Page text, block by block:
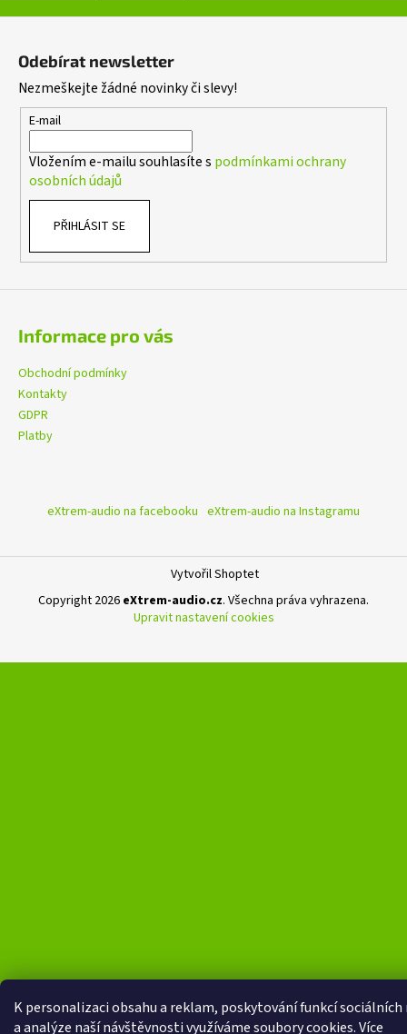
K personalizaci obsahu a reklam, poskytování funkcí sociálních
a analýze naší návštěvnosti využíváme soubory cookies. Více
Odebírat newsletter
Nezmeškejte žádné novinky či slevy!
E-mail
Vložením e-mailu souhlasíte s podmínkami ochrany
osobních údajů
PŘIHLÁSIT SE
Informace pro vás
Obchodní podmínky
Kontakty
GDPR
Platby
eXtrem-audio na facebooku eXtrem-audio na Instagramu
Vytvořil Shoptet
Copyright 2026 eXtrem-audio.cz. Všechna práva vyhrazena.
Upravit nastavení cookies